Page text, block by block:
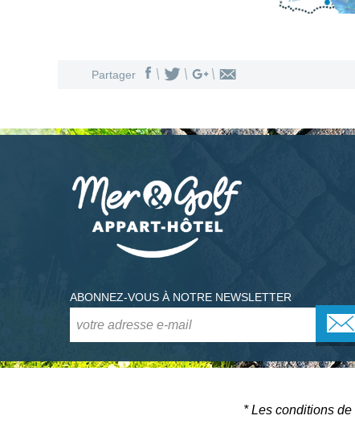
Nantes
Partager
ABONNEZ-VOUS À NOTRE NEWSLETTER
* Les conditions